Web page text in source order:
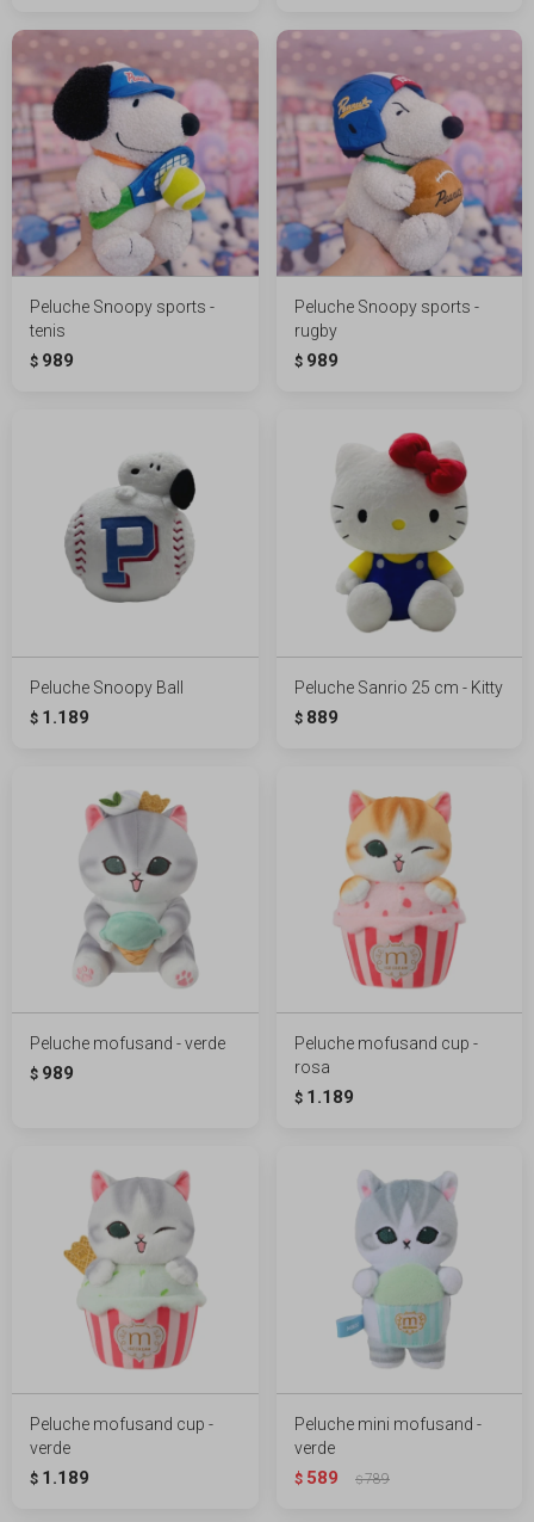
Peluche Snoopy sports -
tenis
$ 989
Peluche Snoopy sports -
rugby
$ 989
Peluche Snoopy Ball
$ 1.189
Peluche Sanrio 25 cm - Kitty
$ 889
Peluche mofusand - verde
$ 989
Peluche mofusand cup -
rosa
$ 1.189
Peluche mofusand cup -
verde
$ 1.189
Peluche mini mofusand -
verde
$ 589 $789